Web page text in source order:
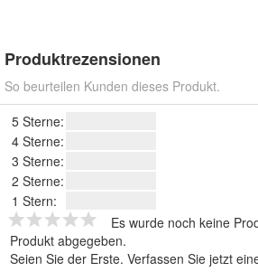
Produktrezensionen
So beurteilen Kunden dieses Produkt.
5 Sterne:
4 Sterne:
3 Sterne:
2 Sterne:
1 Stern:
Es wurde noch keine
Produkt abgegeben.
Seien Sie der Erste. Verfassen Sie jetzt